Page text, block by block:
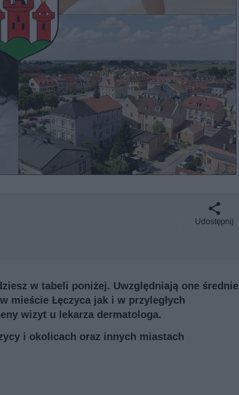
Udostępnij
w tabeli poniżej. Uwzględniają one średnie
mieście Łęczyca jak i w przyległych
wizyt u lekarza dermatologa.
i okolicach oraz innych miastach